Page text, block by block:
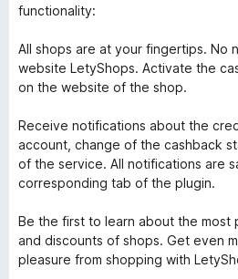
functionality:
All shops are at your fingertips. No
website LetyShops. Activate the
on the website of the shop.
Receive notifications about the
account, change of the cashback
of the service. All notifications are
corresponding tab of the plugin.
Be the first to learn about the most
and discounts of shops. Get even
pleasure from shopping with